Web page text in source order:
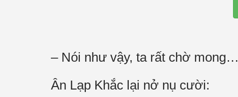
– Nói như vậy, ta rất chờ mong…
Ân Lạp Khắc lại nở nụ cười: